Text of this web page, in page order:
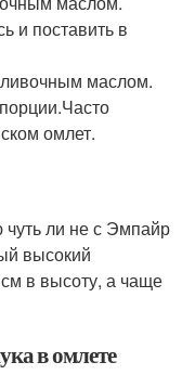
и поставить в
маслом.
омлет.
ли не с Эмпайр
высокий
в высоту, а чаще
в омлете